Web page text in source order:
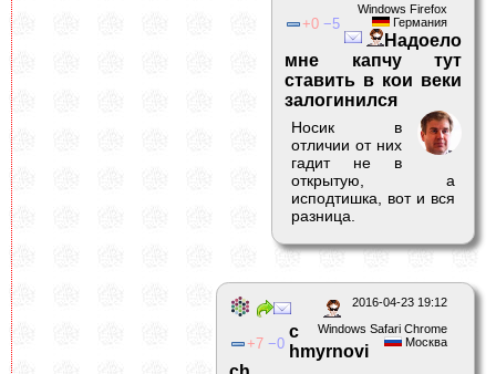
Windows Firefox
Германия
0 5
Надоело
мне капчу тут
ставить в кои веки
залогинился
Носик в
отличии от них
гадит не в
открытую, а
исподтишка, вот и вся
разница.
2016-04-23 19:12
Windows Safari Chrome
Москва
7 0
c
hmyrnovi